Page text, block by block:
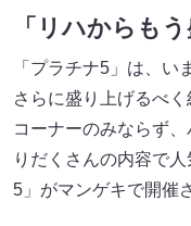
「リハからも
「プラチナ5」は、
さらに盛り上げるべ
コーナーのみならず
りだくさんの内容で
5」がマンゲキで開催